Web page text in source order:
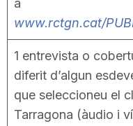
a
www.rctgn.cat/
1 entrevista o
diferit d’algun
que seleccioneu el
Tarragona (àudio i